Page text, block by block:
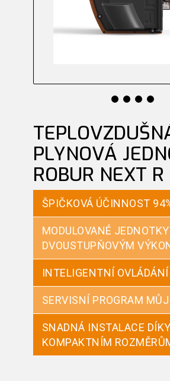
PLYNOVÁ
ROBUR NEXT R
ŠPIČKOVÁ ÚČINNOST
MODULOVANÉ
DVOUSTUPŇOVÝM
INTELIGENTNÍ OVLÁDÁNÍ
SERVISNÍ PROGRAM MŮJ
SNADNÁ INSTALACE DÍKY
KOMPAKTNÍM